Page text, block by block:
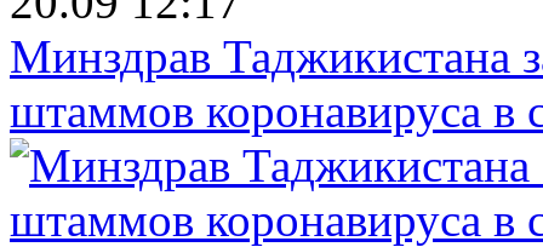
Минздрав Таджикистана
штаммов коронавируса в